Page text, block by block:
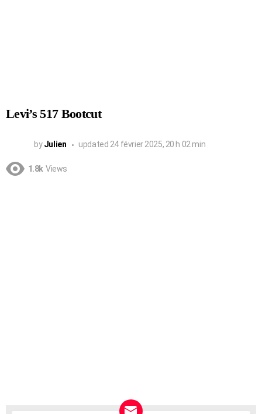
Levi’s 517 Bootcut
by Julien updated 24 février 2025, 20 h 02 min
1.8k Views